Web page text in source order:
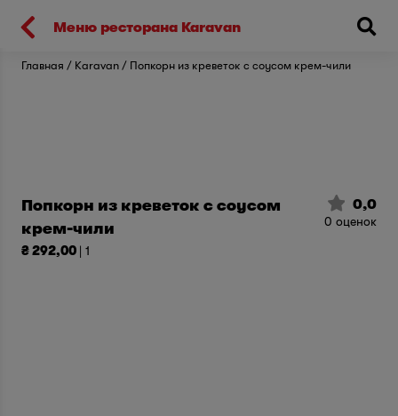
Главная Karavan Попкорн из креветок с соусом крем-чили
Меню ресторана Karavan
Попкорн из креветок с соусом
крем-чили
₴ 292,00 | 1
0,0
0 оценок